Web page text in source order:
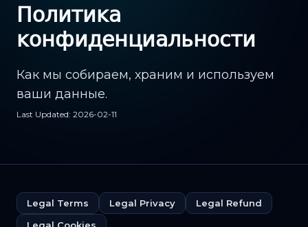
Политика
конфиденциальности
Как мы собираем, храним и используем
ваши данные.
Last Updated: 2026-02-11
Legal Terms Legal Privacy
Legal Refund